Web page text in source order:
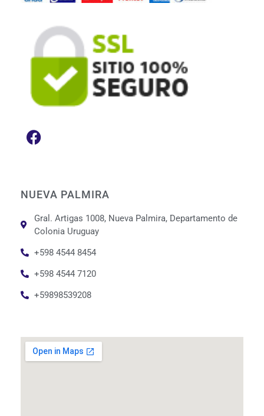
NUEVA PALMIRA
Gral. Artigas 1008, Nueva Palmira, Departamento de
Colonia Uruguay
+598 4544 8454
+598 4544 7120
+59898539208